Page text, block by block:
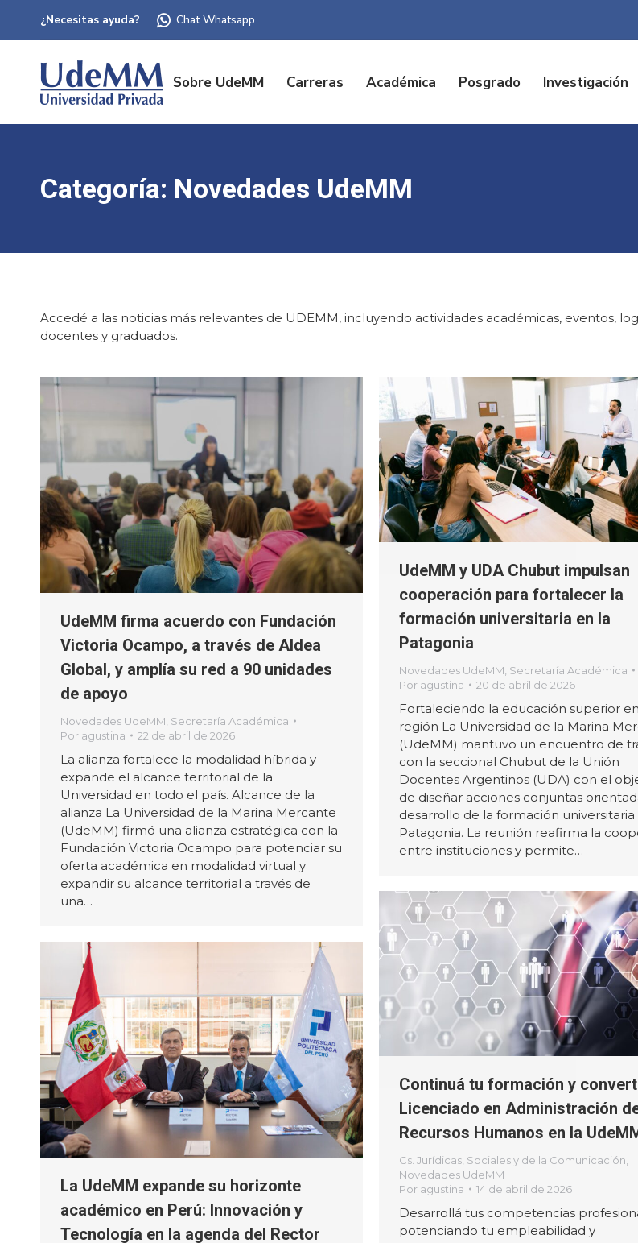
¿Necesitas ayuda? Chat Whatsapp
Sobre UdeMM Carreras Académica Posgrado Investigación
Categoría: Novedades UdeMM
Accedé a las noticias más relevantes de UDEMM, incluyendo actividades académicas, eventos,
docentes y graduados.
UdeMM firma acuerdo con Fundación
Victoria Ocampo, a través de Aldea
Global, y amplía su red a 90 unidades
de apoyo
Novedades UdeMM Secretaría Académica
Por agustina 22 de abril de 2026
La alianza fortalece la modalidad híbrida y
expande el alcance territorial de la
Universidad en todo el país. Alcance de la
alianza La Universidad de la Marina Mercante
(UdeMM) firmó una alianza estratégica con la
Fundación Victoria Ocampo para potenciar su
oferta académica en modalidad virtual y
expandir su alcance territorial a través de
una…
UdeMM y UDA Chubut impulsan
cooperación para fortalecer la
formación universitaria en la
Patagonia
Novedades UdeMM Secretaría Académica
Por agustina 20 de abril de 2026
Fortaleciendo la educación superior
región La Universidad de la Marina
(UdeMM) mantuvo un encuentro de
con la seccional Chubut de la Unión
Docentes Argentinos (UDA) con el
de diseñar acciones conjuntas
desarrollo de la formación universitaria
Patagonia. La reunión reafirma la
entre instituciones y permite…
Continuá tu formación y
Licenciado en Administración
Recursos Humanos en la
Cs. Jurídicas, Sociales y de la Comunicación
Novedades UdeMM
Por agustina 14 de abril de 2026
Desarrollá tus competencias
potenciando tu empleabilidad y
La UdeMM expande su horizonte
académico en Perú: Innovación y
Tecnología en la agenda del Rector